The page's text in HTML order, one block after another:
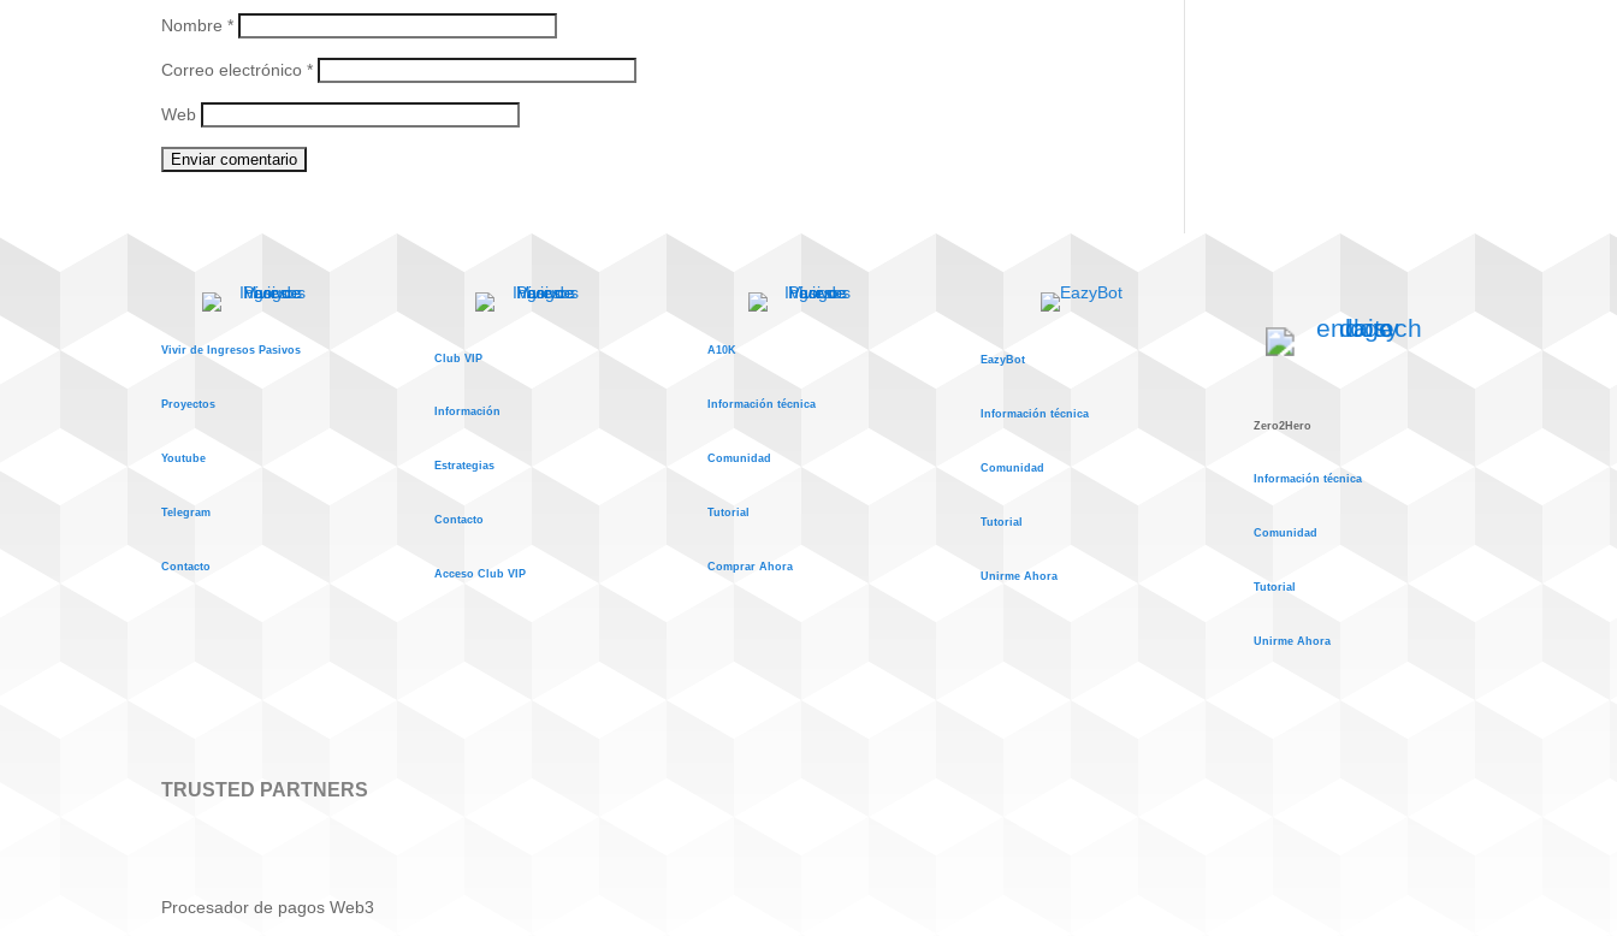
Nombre*
Correo electrónico*
Web
Vivir de Ingresos Pasivos
Proyectos
Youtube
Telegram
Contacto
Club VIP
Información
Estrategias
Contacto
Acceso Club VIP
A10K
Información técnica
Comunidad
Tutorial
Comprar Ahora
EazyBot
Información técnica
Comunidad
Tutorial
Unirme Ahora
Zero2Hero
Información técnica
Comunidad
Tutorial
Unirme Ahora
TRUSTED PARTNERS
Procesador de pagos Web3